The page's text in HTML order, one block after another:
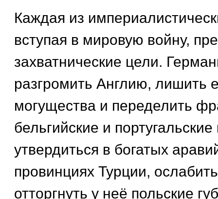
Каждая из
вступая в мировую войну,
захватнические цели.
разгромить Англию, лишить
могущества и переделить
бельгийские и
утвердиться в богатых
провинциях Турции,
отторгнуть у неё польские